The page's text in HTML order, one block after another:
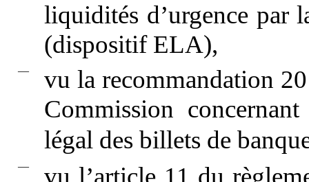
liquidités d’urgence par
(dispositif ELA),
—
vu la recommandation
Commission
légal des billets de
—